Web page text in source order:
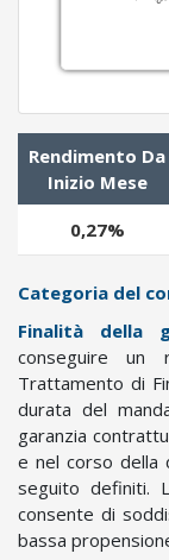
Rendimento Da
Inizio Mese
0,27%
Categoria del
Finalità della
conseguire un
Trattamento di
durata del
garanzia
e nel corso della
seguito definiti.
consente di
bassa
i
o
n
i
n
d
v
i
d
u
a
l
i
d
e